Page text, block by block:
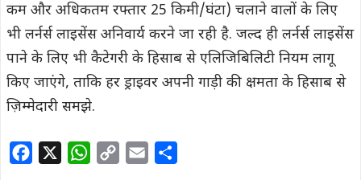
कम और अधिकतम रफ्तार 25 किमी/घंटा) चलाने वालों के लिए
भी लर्नर्स लाइसेंस अनिवार्य करने जा रही है. जल्द ही लर्नर्स लाइसेंस
पाने के लिए भी कैटेगरी के हिसाब से एलिजिबिलिटी नियम लागू
किए जाएंगे, ताकि हर ड्राइवर अपनी गाड़ी की क्षमता के हिसाब से
ज़िम्मेदारी समझे.
W